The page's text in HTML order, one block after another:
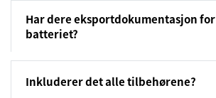
Har dere eksportdokumentasjon for
batteriet?
Inkluderer det alle tilbehørene?